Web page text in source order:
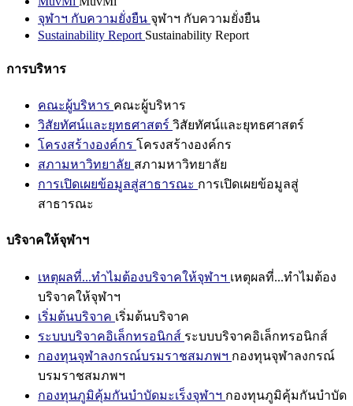
จุฬาฯ กับความยั่งยืน จุฬาฯ กับความยั่งยืน
Sustainability Report Sustainability Report
การบริหาร
คณะผู้บริหาร คณะผู้บริหาร
วิสัยทัศน์และยุทธศาสตร์ วิสัยทัศน์และยุทธศาสตร์
โครงสร้างองค์กร โครงสร้างองค์กร
สภามหาวิทยาลัย สภามหาวิทยาลัย
การเปิดเผยข้อมูลสู่สาธารณะ การเปิดเผยข้อมูลสู่
สาธารณะ
บริจาคให้จุฬาฯ
เหตุผลที่...ทำไมต้องบริจาคให้จุฬาฯ เหตุผลที่...ทำไมต้อง
บริจาคให้จุฬาฯ
เริ่มต้นบริจาค เริ่มต้นบริจาค
ระบบบริจาคอิเล็กทรอนิกส์ ระบบบริจาคอิเล็กทรอนิกส์
กองทุนจุฬาลงกรณ์บรมราชสมภพฯ กองทุนจุฬาลงกรณ์
บรมราชสมภพฯ
กองทุนภูมิคุ้มกันบำบัดมะเร็งจุฬาฯ กองทุนภูมิคุ้มกันบำบัด